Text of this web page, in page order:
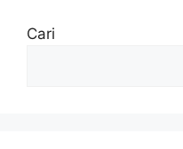
Cari